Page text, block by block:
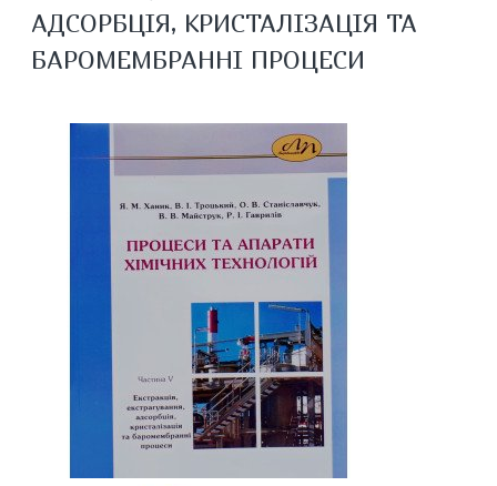
АДСОРБЦІЯ, КРИСТАЛІЗАЦІЯ ТА
БАРОМЕМБРАННІ ПРОЦЕСИ